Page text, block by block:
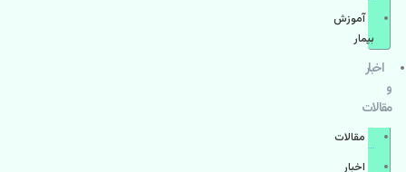
آموزش
بیمار
اخبار
و
مقالات
مقالات
اخبار